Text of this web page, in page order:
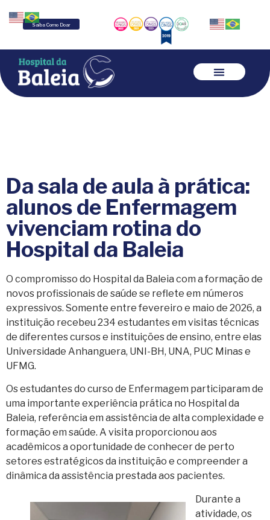
Saiba Como Doar
Da sala de aula à prática:
alunos de Enfermagem
vivenciam rotina do
Hospital da Baleia
O compromisso do Hospital da Baleia com a formação de
novos profissionais de saúde se reflete em números
expressivos. Somente entre fevereiro e maio de 2026, a
instituição recebeu 234 estudantes em visitas técnicas
de diferentes cursos e instituições de ensino, entre elas
Universidade Anhanguera, UNI-BH, UNA, PUC Minas e
UFMG.
Os estudantes do curso de Enfermagem participaram de
uma importante experiência prática no Hospital da
Baleia, referência em assistência de alta complexidade e
formação em saúde. A visita proporcionou aos
acadêmicos a oportunidade de conhecer de perto
setores estratégicos da instituição e compreender a
dinâmica da assistência prestada aos pacientes.
Durante a
atividade, os